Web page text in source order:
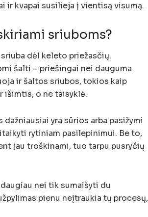
ir kvapai susilieja į vientisą visumą.
sriuboms?
dėl keleto priežasčių.
šalti – priešingai nei dauguma
ir šaltos sriubos, tokios kaip
išimtis, o ne taisyklė.
yra sūrios arba pasižymi
rytiniam pasilepinimui. Be to,
jau troškinami, tuo tarpu pusryčių
nei tik sumaišyti du
pienu neįtraukia tų procesų,